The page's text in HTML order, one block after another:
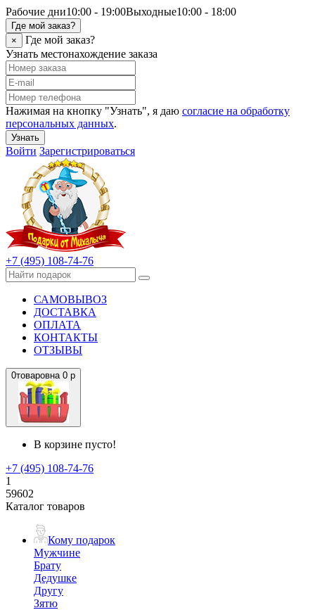
Рабочие дни10:00 - 19:00Выходные10:00 - 18:00
Где мой заказ?
×
Где мой заказ?
Узнать местонахождение заказа
Нажимая на кнопку "Узнать", я даю согласие на обработку
персональных данных.
Узнать
Войти Зарегистрироваться
+7 (495) 108-74-76
САМОВЫВОЗ
ДОСТАВКА
ОПЛАТА
КОНТАКТЫ
ОТЗЫВЫ
0товаровна 0 р
В корзине пусто!
+7 (495) 108-74-76
1
59602
Каталог товаров
Кому подарок
Мужчине
Брату
Дедушке
Другу
Зятю